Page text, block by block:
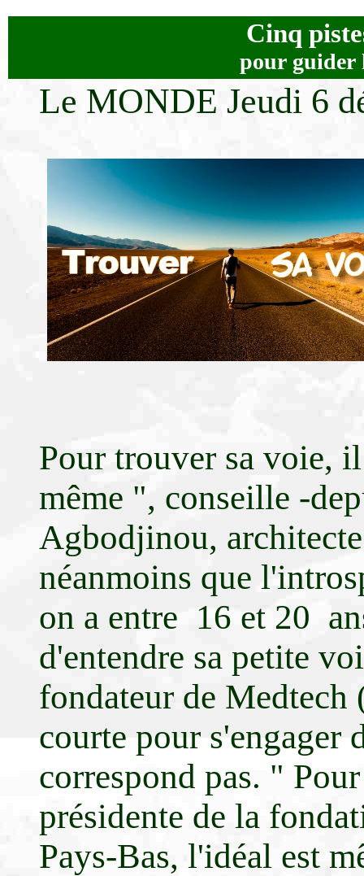
Cinq
pour guider
Le MONDE Jeudi 6
Pour trouver sa voie,
même ", conseille -
Agbodjinou,
néanmoins que
on a entre 16 et 20
d'entendre sa petite
fondateur de
courte pour s'engager
correspond pas. "
présidente de la
Pays-Bas, l'idéal est